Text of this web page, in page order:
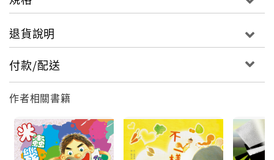
退貨說明
付款/配送
作者相關書籍